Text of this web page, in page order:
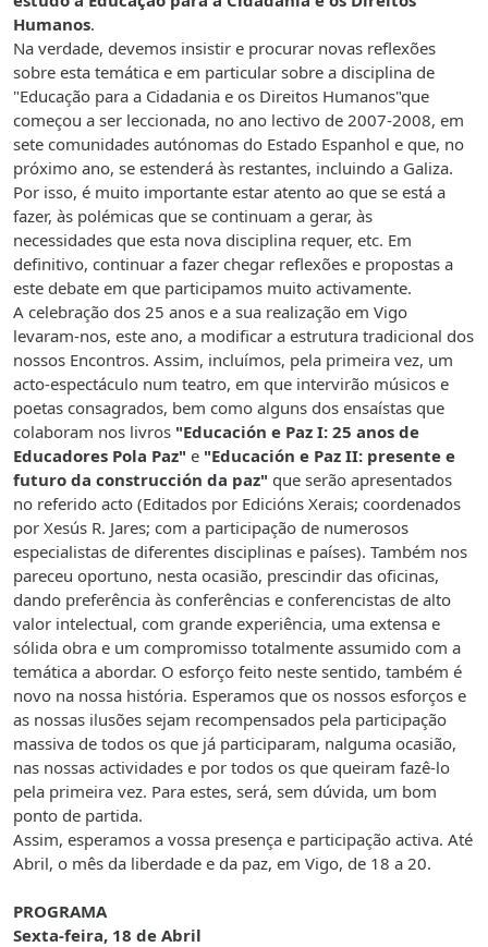
Humanos.
Na verdade, devemos insistir e procurar novas reflexões
sobre esta temática e em particular sobre a disciplina de
"Educação para a Cidadania e os Direitos Humanos"que
começou a ser leccionada, no ano lectivo de 2007-2008, em
sete comunidades autónomas do Estado Espanhol e que, no
próximo ano, se estenderá às restantes, incluindo a Galiza.
Por isso, é muito importante estar atento ao que se está a
fazer, às polémicas que se continuam a gerar, às
necessidades que esta nova disciplina requer, etc. Em
definitivo, continuar a fazer chegar reflexões e propostas a
este debate em que participamos muito activamente.
A celebração dos 25 anos e a sua realização em Vigo
levaram-nos, este ano, a modificar a estrutura tradicional dos
nossos Encontros. Assim, incluímos, pela primeira vez, um
acto-espectáculo num teatro, em que intervirão músicos e
poetas consagrados, bem como alguns dos ensaístas que
colaboram nos livros "Educación e Paz I: 25 anos de
Educadores Pola Paz" e "Educación e Paz II: presente e
futuro da construcción da paz" que serão apresentados
no referido acto (Editados por Edicións Xerais; coordenados
por Xesús R. Jares; com a participação de numerosos
especialistas de diferentes disciplinas e países). Também nos
pareceu oportuno, nesta ocasião, prescindir das oficinas,
dando preferência às conferências e conferencistas de alto
valor intelectual, com grande experiência, uma extensa e
sólida obra e um compromisso totalmente assumido com a
temática a abordar. O esforço feito neste sentido, também é
novo na nossa história. Esperamos que os nossos esforços e
as nossas ilusões sejam recompensados pela participação
massiva de todos os que já participaram, nalguma ocasião,
nas nossas actividades e por todos os que queiram fazê-lo
pela primeira vez. Para estes, será, sem dúvida, um bom
ponto de partida.
Assim, esperamos a vossa presença e participação activa. Até
Abril, o mês da liberdade e da paz, em Vigo, de 18 a 20.
PROGRAMA
Sexta-feira, 18 de Abril